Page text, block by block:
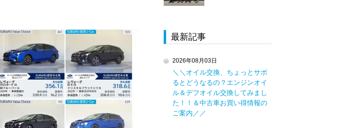
最新記事
2026年08月03日
＼＼オイル交換、ちょっとサボ
るとどうなるの？エンジンオイ
ル＆デフオイル交換してみまし
た！！＆中古車お買い得情報の
ご案内／／